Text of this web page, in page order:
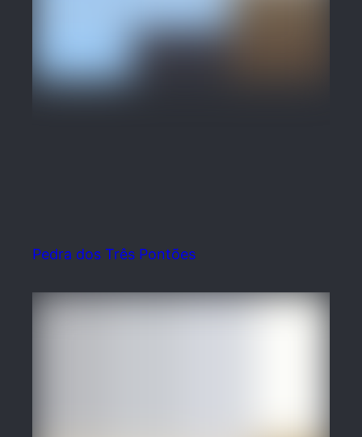
Pedra dos Três Pontões